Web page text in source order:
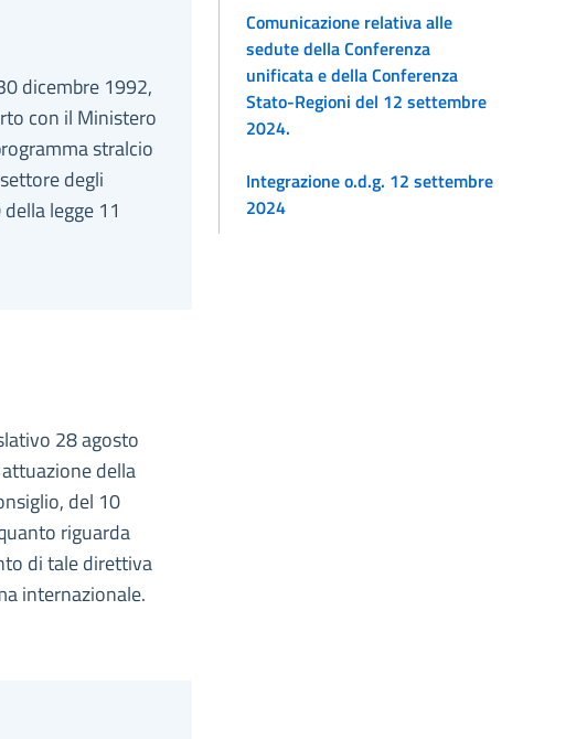
dicembre 1992,
con il Ministero
stralcio
degli
legge 11
28 agosto
della
del 10
riguarda
di tale direttiva
internazionale.
Comunicazione relativa alle
sedute della Conferenza
unificata e della Conferenza
Stato-Regioni del 12 settembre
2024.
Integrazione o.d.g. 12 settembre
2024